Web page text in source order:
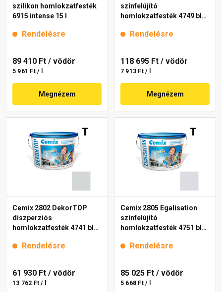
szilikon homlokzatfesték
6915 intense 15 l
Rendelésre
89 410 Ft / vödör
5 961 Ft / l
Megnézem
színfelújító
homlokzatfesték 4749 blue
Rendelésre
118 695 Ft / vödör
7 913 Ft / l
Megnézem
Cemix 2802 DekorTOP
diszperziós
homlokzatfesték 4741 blue
Rendelésre
61 930 Ft / vödör
13 762 Ft / l
Cemix 2805 Egalisation
színfelújító
homlokzatfesték 4751 blue
Rendelésre
85 025 Ft / vödör
5 668 Ft / l